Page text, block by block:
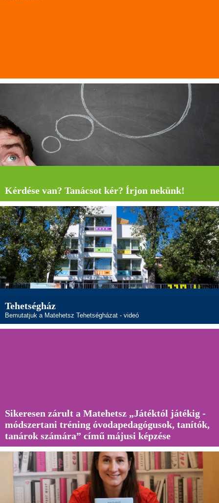
Kérdése van? Tanácsot kér? Írjon nekünk!
Tehetségház
Bemutatjuk a Matehetsz Tehetségházat - videó
Sikeresen zárult a Matehetsz „Játéktól játékig -
módszertani tréning óvodapedagógusok, tanítók,
tanárok számára” című májusi képzése